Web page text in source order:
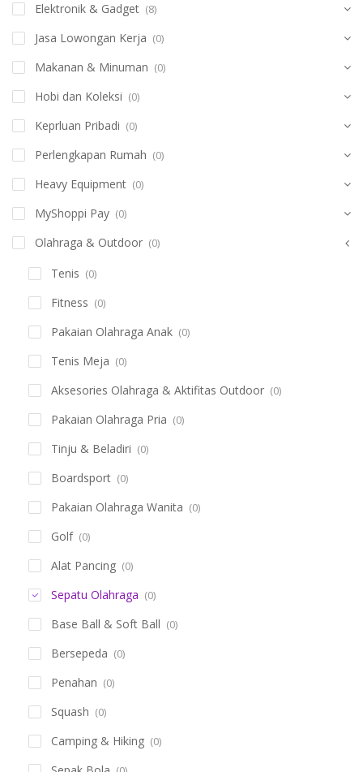
Elektronik & Gadget (8)
Jasa Lowongan Kerja (0)
Makanan & Minuman (0)
Hobi dan Koleksi (0)
Keprluan Pribadi (0)
Perlengkapan Rumah (0)
Heavy Equipment (0)
MyShoppi Pay (0)
Olahraga & Outdoor (0)
Tenis (0)
Fitness (0)
Pakaian Olahraga Anak (0)
Tenis Meja (0)
Aksesories Olahraga & Aktifitas Outdoor (0)
Pakaian Olahraga Pria (0)
Tinju & Beladiri (0)
Boardsport (0)
Pakaian Olahraga Wanita (0)
Golf (0)
Alat Pancing (0)
Sepatu Olahraga (0)
Base Ball & Soft Ball (0)
Bersepeda (0)
Penahan (0)
Squash (0)
Camping & Hiking (0)